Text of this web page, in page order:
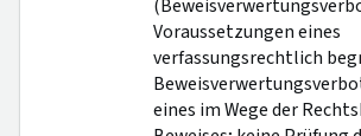
Voraussetzungen eines
verfassungsrechtlich
eines im Wege der